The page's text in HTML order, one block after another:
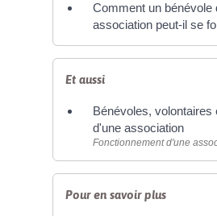
Comment un bénévole
association peut-il se
Et aussi
Bénévoles, volontaires
d'une association
Fonctionnement d'une
Pour en savoir plus